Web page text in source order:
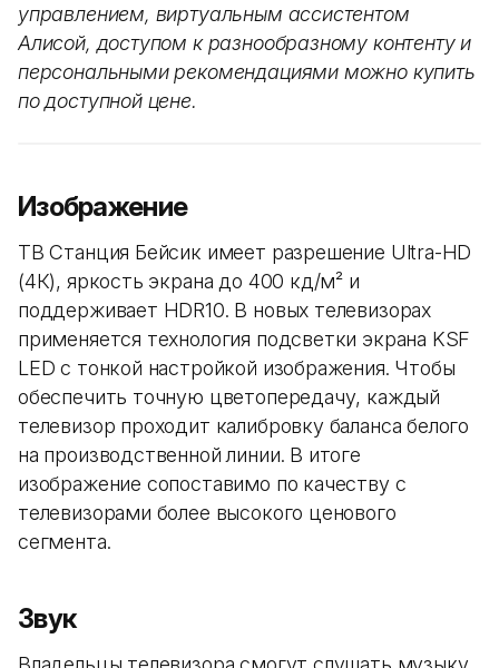
управлением, виртуальным ассистентом
Алисой, доступом к разнообразному контенту и
персональными рекомендациями можно купить
по доступной цене.
Изображение
ТВ Станция Бейсик имеет разрешение Ultra-HD
(4К), яркость экрана до 400 кд/м² и
поддерживает HDR10. В новых телевизорах
применяется технология подсветки экрана KSF
LED с тонкой настройкой изображения. Чтобы
обеспечить точную цветопередачу, каждый
телевизор проходит калибровку баланса белого
на производственной линии. В итоге
изображение сопоставимо по качеству с
телевизорами более высокого ценового
сегмента.
Звук